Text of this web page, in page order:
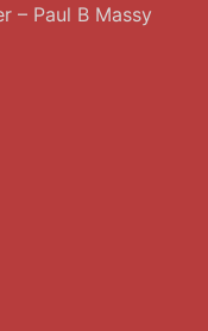
– Paul B Massy